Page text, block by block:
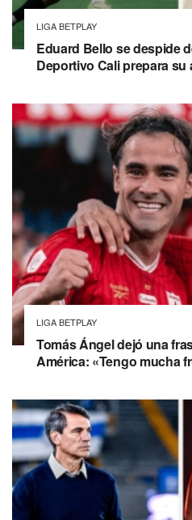
LIGA BETPLAY
Eduard Bello se despide
Deportivo Cali prepara su
LIGA BETPLAY
Tomás Ángel dejó una
América: «Tengo mucha